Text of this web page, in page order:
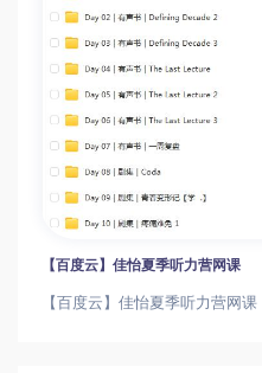
【百度云】佳怡夏季听力营网课
【百度云】佳怡夏季听力营网课